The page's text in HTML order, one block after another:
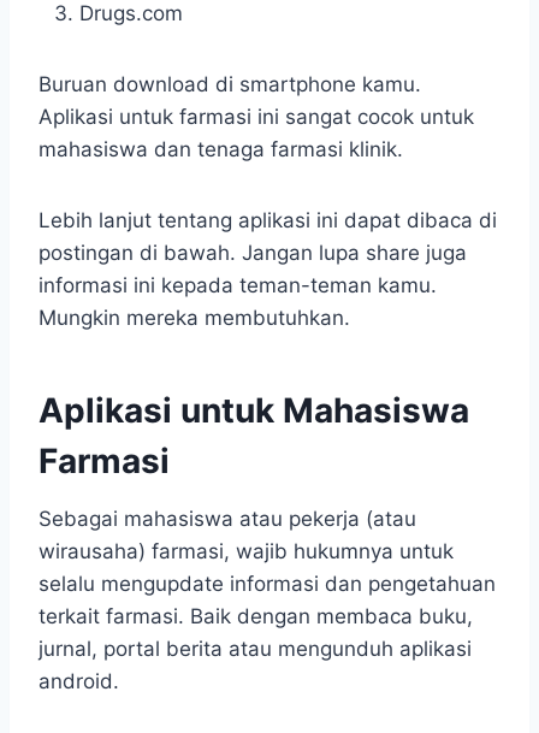
Drugs.com
Buruan download di smartphone kamu.
Aplikasi untuk farmasi ini sangat cocok untuk
mahasiswa dan tenaga farmasi klinik.
Lebih lanjut tentang aplikasi ini dapat dibaca di
postingan di bawah. Jangan lupa share juga
informasi ini kepada teman-teman kamu.
Mungkin mereka membutuhkan.
Aplikasi untuk Mahasiswa
Farmasi
Sebagai mahasiswa atau pekerja (atau
wirausaha) farmasi, wajib hukumnya untuk
selalu mengupdate informasi dan pengetahuan
terkait farmasi. Baik dengan membaca buku,
jurnal, portal berita atau mengunduh aplikasi
android.